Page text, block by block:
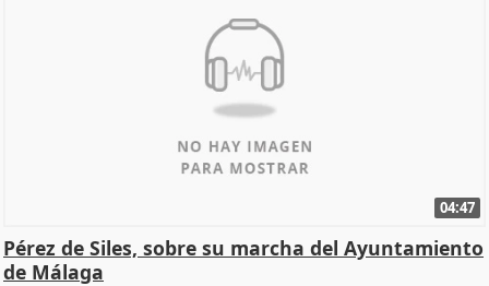
04:47
Pérez de Siles, sobre su marcha del Ayuntamiento
de Málaga